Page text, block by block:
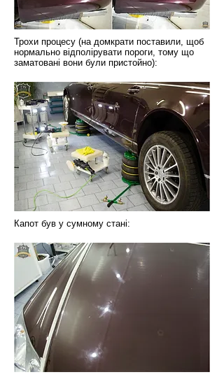
Трохи процесу (на домкрати поставили, щоб
нормально відполірувати пороги, тому що
заматовані вони були пристойно):
Капот був у сумному стані: